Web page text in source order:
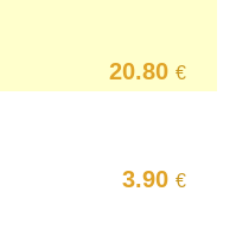
20.80€
3.90€